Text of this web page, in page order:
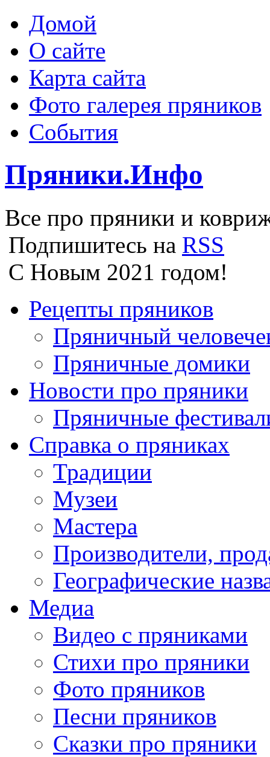
Домой
О сайте
Карта сайта
Фото галерея пряников
События
Пряники.Инфо
Все про пряники и
Подпишитесь на RSS
С Новым 2021 годом!
Рецепты пряников
Пряничный
Пряничные домики
Новости про пряники
Пряничные
Справка о пряниках
Традиции
Музеи
Мастера
Производители,
Географические
Медиа
Видео с пряниками
Стихи про пряники
Фото пряников
Песни пряников
Сказки про пряники